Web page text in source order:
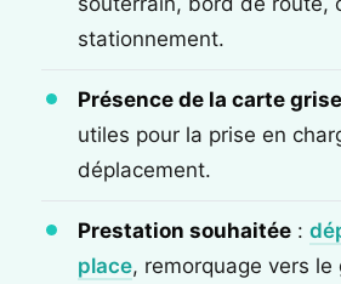
stationnement.
Présence de la carte
utiles pour la prise en
déplacement.
Prestation souhaitée :
place, remorquage vers le